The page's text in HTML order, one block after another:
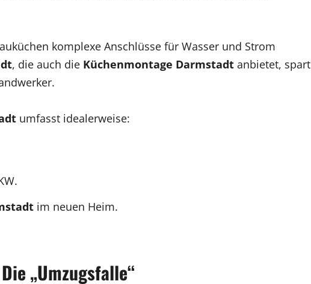
komplexe Anschlüsse für Wasser und Strom
, die auch die Küchenmontage Darmstadt anbietet, spart
umfasst idealerweise:
im neuen Heim.
„Umzugsfalle“